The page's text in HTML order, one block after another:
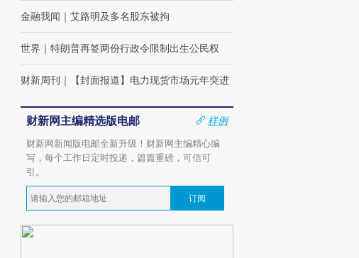
金融我闻 ｜ 艾路明及多名股东被拘
世界 ｜ 特朗普再签两份行政令限制出生公民权
财新周刊 ｜ 【封面报道】电力现货市场元年突进
财新网主编精选版电邮
样例
财新网新闻版电邮全新升级！财新网主编精心编
写，每个工作日定时投递，篇篇重磅，可信可
引。
订阅